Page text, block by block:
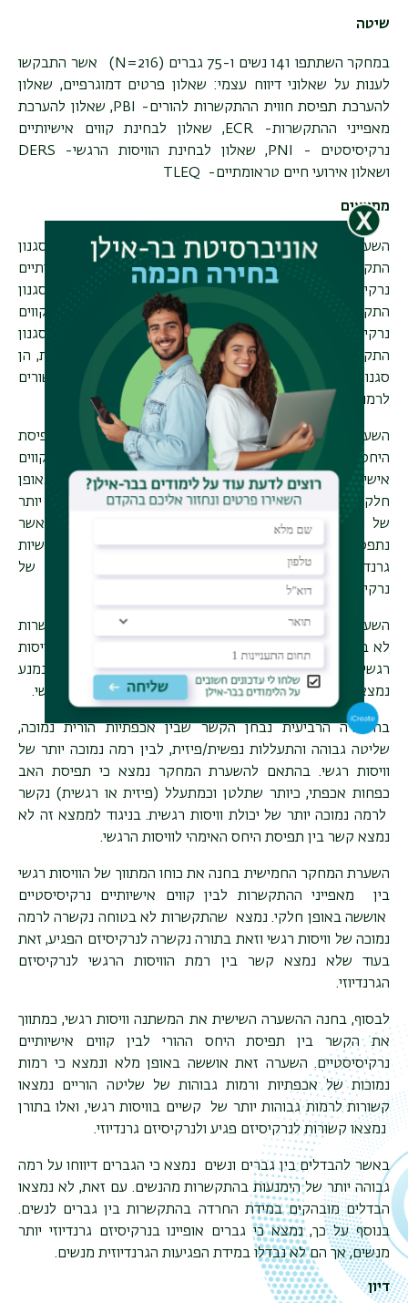
שיטה
במחקר השתתפו 141 נשים ו-75 גברים ( N=216) אשר התבקשו
לענות על שאלוני דיווח עצמי: שאלון פרטים דמוגרפיים, שאלון
להערכת תפיסת חווית ההתקשרות להורים-
,PBIשאלון להערכת
מאפייני ההתקשרות- ,ECR שאלון לבחינת קווים אישיותיים
נרקיסיסטים -
PNI, שאלון לבחינת הוויסות הרגשי- DERS
ושאלון אירועי חיים טראומתיים- TLEQ
ממצאים
השערת המחקר שהניחה כי ימצא קשר בין רמה גבוהה של סגנון
התקשרות נמנע או חרד לבין רמה גבוהה של קווים אישיותיים
נרקיסיסטיים (גרנדיוזיים ופגיעים), אוששה באופן חלקי, כך שסגנון
התקשרות חרד נמצא קשור לרמות גבוהות יותר של קווים
נרקיסיסטיים גרנדיוזיים. זאת בעוד שבניגוד להשערה, סגנון
התקשרות נמנע לא נמצא קשור לאישיות גרנדיוזית. עם זאת, הן
סגנון התקשרות נמנע והן סגנון התקשרות חרד נמצאו קשורים
לרמות גבוהות יותר של נרקיסיזם פגיע.
השערת המחקר השנייה אשר הניחה כי יימצא קשר בין תפיסת
היחס של האם והאב (אכפתיות הורית/שליטה) בילדות לבין קווים
אישיותיים נרקיסיסטיים (גרנדיוזי/פגיע ) אוששה אף היא באופן
חלקי. נמצא כי יחס שתלטני מצד האם נקשר לרמות גבוהות יותר
של נרקיסיזם פגיע. עם זאת בניגוד להשערה, יחס אימהי אשר
נתפס כאכפתי יותר נמצא קשור לרמות גבוהות יותר של אישיות
גרנדיוזית. יחס אבהי אכפתי נקשר לרמות נמוכות יותר של
נרקיסיזם פגיע.
השערת המחקר השלישית אשר טענה כי רמה גבוהה של התקשרות
לא בטוחה (נמנעת או חרדה), תקשר לרמה נמוכה יותר של וויסות
רגשי אוששה באופן מלא כך שסגנון התקשרות הן חרד והן נמנע
נמצאו קשורים לקושי גבוה יותר ביכולתו של הפרט לוויסות רגשי.
בהשערה הרביעית נבחן הקשר שבין אכפתיות הורית נמוכה,
שליטה גבוהה והתעללות נפשית/פיזית, לבין רמה נמוכה יותר של
וויסות רגשי. בהתאם להשערת המחקר נמצא כי תפיסת האב
כפחות אכפתי, כיותר שתלטן וכמתעלל (פיזית או רגשית) נקשר
לרמה נמוכה יותר של יכולת וויסות רגשית. בניגוד לממצא זה לא
נמצא קשר בין תפיסת היחס האימהי לוויסות הרגשי.
השערת המחקר החמישית בחנה את כוחו המתווך של הוויסות רגשי
בין מאפייני ההתקשרות לבין קווים אישיותיים נרקיסיסטיים
אוששה באופן חלקי. נמצא שהתקשרות לא בטוחה נקשרה לרמה
נמוכה של וויסות רגשי וזאת בתורה נקשרה לנרקיסיזם הפגיע, זאת
בעוד שלא נמצא קשר בין רמת הוויסות הרגשי לנרקיסיזם
הגרנדיוזי.
לבסוף, בחנה ההשערה השישית את המשתנה וויסות רגשי, כמתווך
את הקשר בין תפיסת היחס ההורי לבין קווים אישיותיים
נרקיסיסטיים. השערה זאת אוששה באופן מלא ונמצא כי רמות
נמוכות של אכפתיות ורמות גבוהות של שליטה הוריים נמצאו
קשורות לרמות גבוהות יותר של קשיים בוויסות רגשי, ואלו בתורן
נמצאו קשורות לנרקיסיזם פגיע ולנרקיסיזם גרנדיוזי.
באשר להבדלים בין גברים ונשים נמצא כי הגברים דיווחו על רמה
גבוהה יותר של הימנעות בהתקשרות מהנשים. עם זאת, לא נמצאו
הבדלים מובהקים במידת החרדה בהתקשרות בין גברים לנשים.
בנוסף על כך, נמצא כי גברים אופיינו בנרקיסיזם גרנדיוזי יותר
מנשים, אך הם לא נבדלו במידת הפגיעות הגרנדיוזית מנשים.
דיון